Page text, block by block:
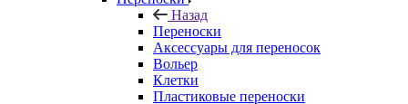
Назад
Переноски
Аксессуары для переносок
Вольер
Клетки
Пластиковые переноски